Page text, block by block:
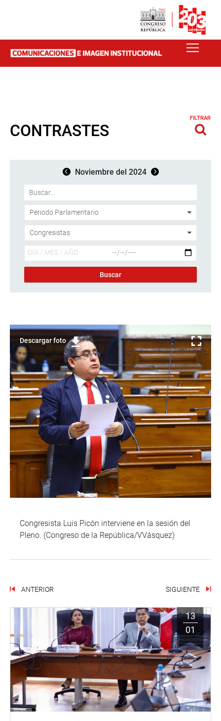
CONTRASTES
FILTRAR
Noviembre del 2024
Descargar foto
Congresista Luis Picón interviene en la sesión del
Pleno. (Congreso de la República/VVásquez)
ANTERIOR SIGUIENTE
13
01